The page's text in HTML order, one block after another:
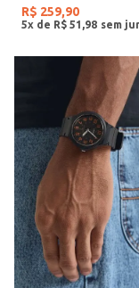
R$ 259,90
5x de R$ 51 98